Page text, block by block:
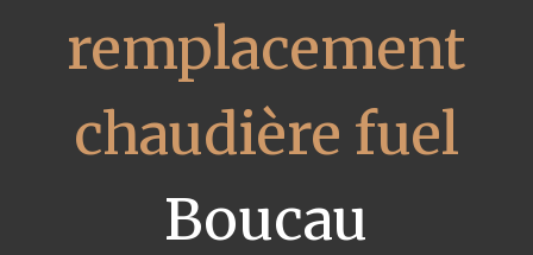
remplacement
chaudière fuel
Boucau